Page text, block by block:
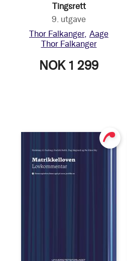
Tingsrett
9. utgave
Thor Falkanger Aage
Thor Falkanger
NOK 1 299